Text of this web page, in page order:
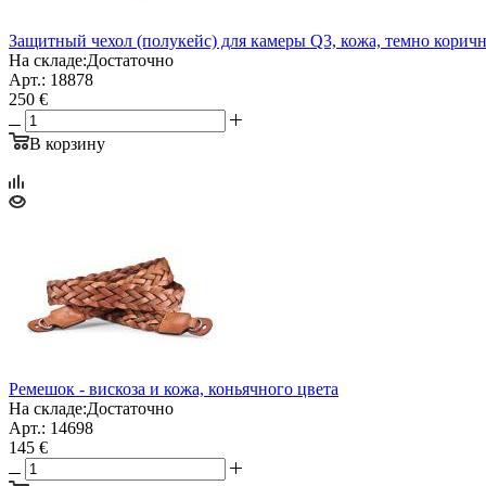
Защитный чехол (полукейс) для камеры Q3, кожа, темно
На складе:Достаточно
Арт.: 18878
250 €
В корзину
Ремешок - вискоза и кожа, коньячного цвета
На складе:Достаточно
Арт.: 14698
145 €